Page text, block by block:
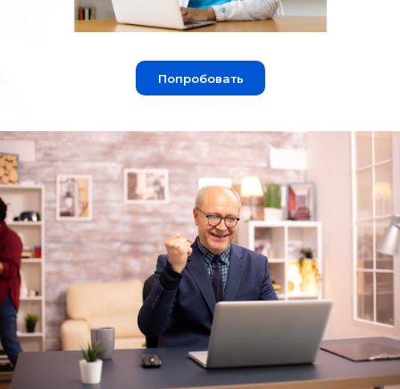
Попробовать